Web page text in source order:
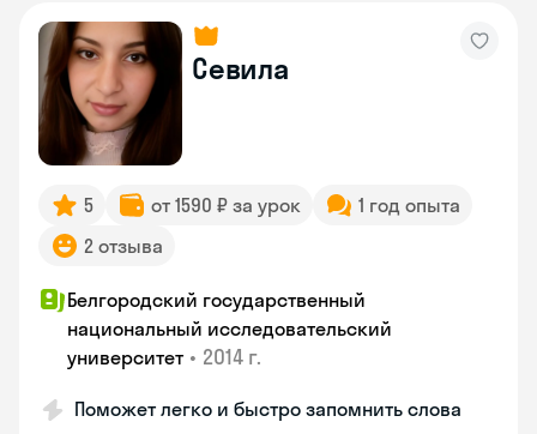
Севила
5 от 1590 ₽ за урок
1 год опыта
2 отзыва
Белгородский государственный
национальный исследовательский
университет • 2014 г.
Поможет легко и быстро запомнить слова